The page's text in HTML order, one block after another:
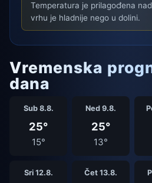
Temperatura je prilagođena
vrhu je hladnije nego u dolini.
Vremenska
dana
Sub 8.8.
25°
15°
Ned 9.8.
25°
13°
Sri 12.8. Čet 13.8.